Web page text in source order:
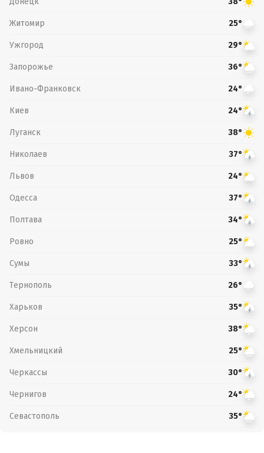
Житомир 25°
Ужгород 29°
Запорожье 36°
Ивано-Франковск 24°
Киев 24°
Луганск 38°
Николаев 37°
Львов 24°
Одесса 37°
Полтава 34°
Ровно 25°
Сумы 33°
Тернополь 26°
Харьков 35°
Херсон 38°
Хмельницкий 25°
Черкассы 30°
Чернигов 24°
Севастополь 35°